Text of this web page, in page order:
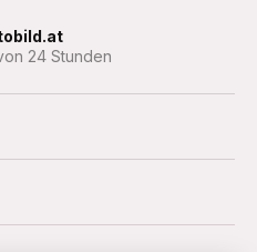
24 Stunden